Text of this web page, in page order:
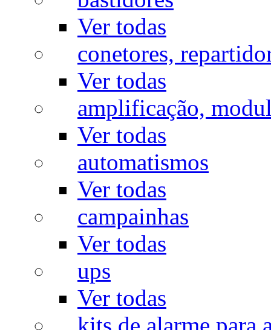
Ver todas
conetores,
Ver todas
amplificação,
Ver todas
automatismos
Ver todas
campainhas
Ver todas
ups
Ver todas